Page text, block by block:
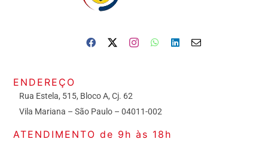
ENDEREÇO
Rua Estela, 515, Bloco A, Cj. 62
Vila Mariana – São Paulo – 04011-002
ATENDIMENTO de 9h às 18h